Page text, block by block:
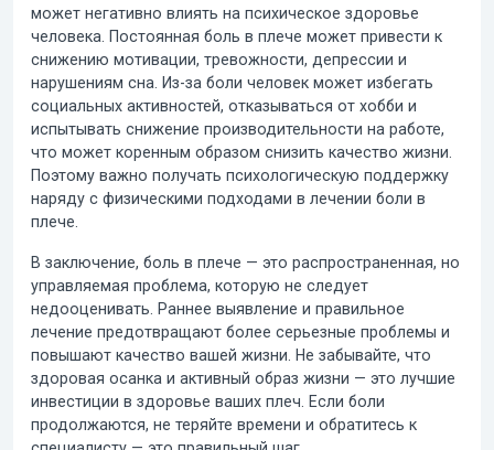
может негативно влиять на психическое здоровье
человека. Постоянная боль в плече может привести к
снижению мотивации, тревожности, депрессии и
нарушениям сна. Из-за боли человек может избегать
социальных активностей, отказываться от хобби и
испытывать снижение производительности на работе,
что может коренным образом снизить качество жизни.
Поэтому важно получать психологическую поддержку
наряду с физическими подходами в лечении боли в
плече.
В заключение, боль в плече — это распространенная, но
управляемая проблема, которую не следует
недооценивать. Раннее выявление и правильное
лечение предотвращают более серьезные проблемы и
повышают качество вашей жизни. Не забывайте, что
здоровая осанка и активный образ жизни — это лучшие
инвестиции в здоровье ваших плеч. Если боли
продолжаются, не теряйте времени и обратитесь к